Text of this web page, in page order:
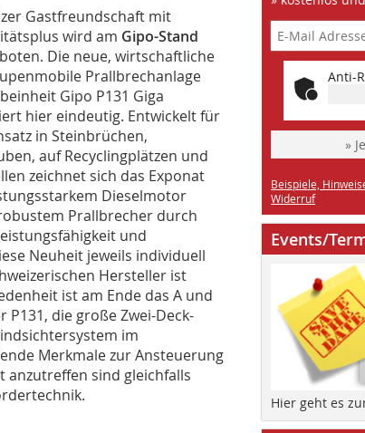
Gastfreundschaft mit
wird am Gipo-Stand
Die neue, wirtschaftliche
Prallbrechanlage
Gipo P131 Giga
hier eindeutig. Entwickelt für
in Steinbrüchen,
auf Recyclingplätzen und
zeichnet sich das Exponat
Dieselmotor
Prallbrecher durch
und
Neuheit jeweils individuell
Hersteller ist
ist am Ende das A und
die große Zwei-Deck-
im
Merkmale zur Ansteuerung
anzutreffen sind gleichfalls
Anti-
»
Beispiele,
Widerruf
Events/
Hier geht es